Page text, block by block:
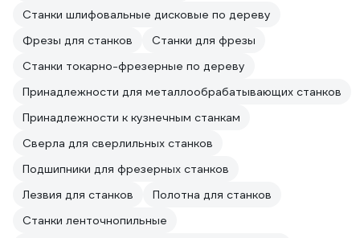
Станки шлифовальные дисковые по дереву
Фрезы для станков
Станки для фрезы
Станки токарно-фрезерные по дереву
Принадлежности для металлообрабатывающих станков
Принадлежности к кузнечным станкам
Сверла для сверлильных станков
Подшипники для фрезерных станков
Лезвия для станков
Полотна для станков
Станки ленточнопильные